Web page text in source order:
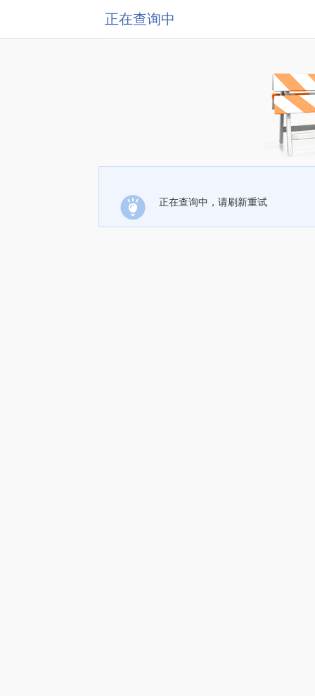
正在查询中
正在查询中，请刷新重试